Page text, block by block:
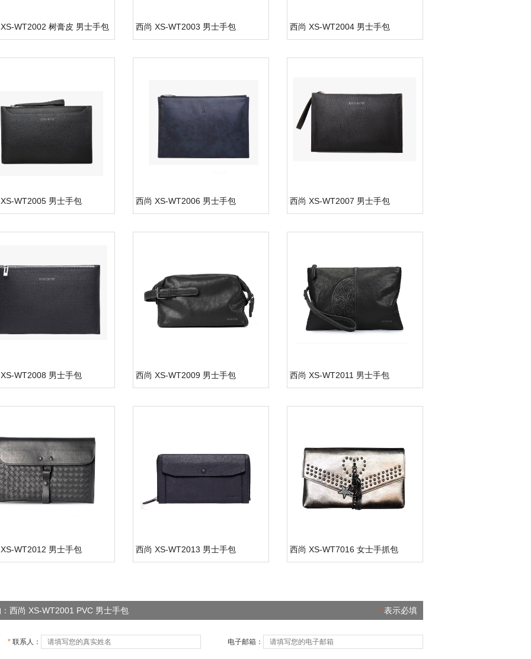
WT2002 树膏皮 男士手包 西尚 XS-WT2003 男士手包 西尚 XS-WT2004 男士手包
WT2005 男士手包 西尚 XS-WT2006 男士手包 西尚 XS-WT2007 男士手包
WT2008 男士手包 西尚 XS-WT2009 男士手包 西尚 XS-WT2011 男士手包
WT2012 男士手包 西尚 XS-WT2013 男士手包 西尚 XS-WT7016 女士手抓包
西尚 XS-WT2001 PVC 男士手包 * 表示必填
* 联系人： 电子邮箱：